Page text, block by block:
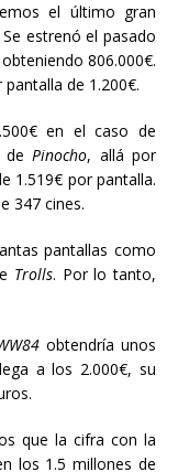
el último gran
Se estrenó el pasado
806.000€.
de 1.200€.
en el caso de
dePinocho, allá por
1.519€ por pantalla.
347 cines.
pantallas como
Trolls. Por lo tanto,
obtendría unos
a los 2.000€, su
que la cifra con la
los 1.5 millones de